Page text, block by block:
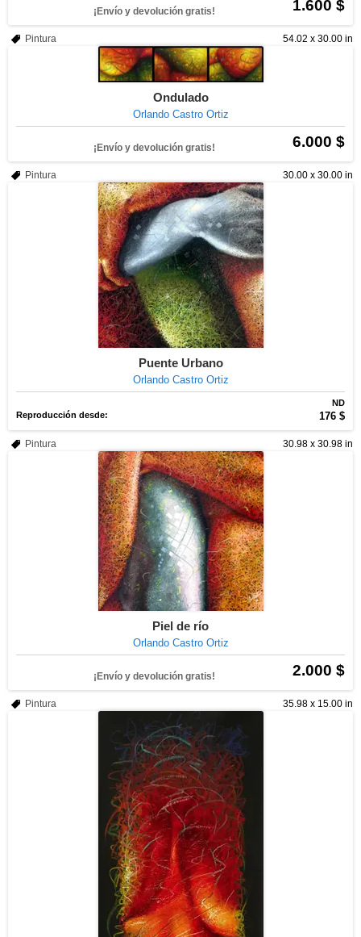
1.600 $
¡Envío y devolución gratis!
54.02 x 30.00 in
Pintura
Ondulado
Orlando Castro Ortiz
6.000 $
¡Envío y devolución gratis!
30.00 x 30.00 in
Pintura
Puente Urbano
Orlando Castro Ortiz
ND
Reproducción desde:
176 $
30.98 x 30.98 in
Pintura
Piel de río
Orlando Castro Ortiz
2.000 $
¡Envío y devolución gratis!
35.98 x 15.00 in
Pintura